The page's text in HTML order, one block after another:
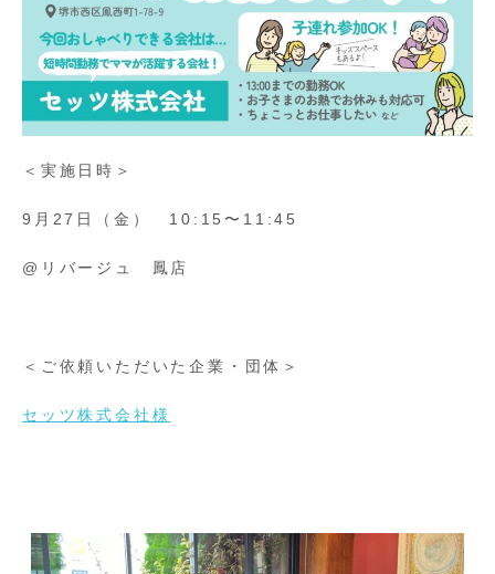
＜実施日時＞
9月27日（金） 10:15〜11:45
@リバージュ 鳳店
＜ご依頼いただいた企業・団体＞
セッツ株式会社様